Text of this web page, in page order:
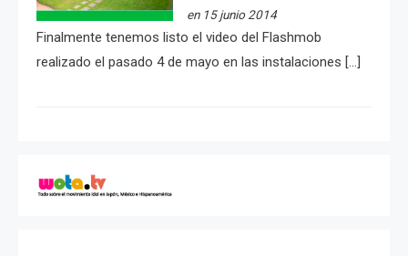
en 15 junio 2014
Finalmente tenemos listo el video del Flashmob
realizado el pasado 4 de mayo en las instalaciones […]